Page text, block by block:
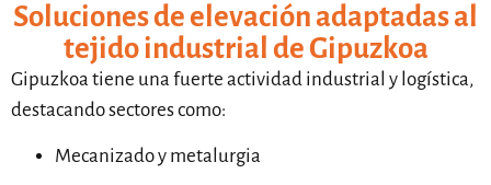
Soluciones de elevación adaptadas al
tejido industrial de Gipuzkoa
Gipuzkoa tiene una fuerte actividad industrial y logística,
destacando sectores como:
Mecanizado y metalurgia